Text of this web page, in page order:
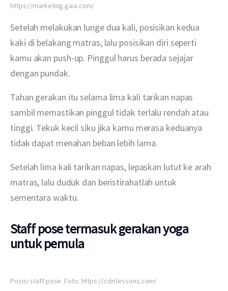
https://marketing.gaia.com/
Setelah melakukan lunge dua kali, posisikan kedua
kaki di belakang matras, lalu posisikan diri seperti
kamu akan push-up. Pinggul harus berada sejajar
dengan pundak.
Tahan gerakan itu selama lima kali tarikan napas
sambil memastikan pinggul tidak terlalu rendah atau
tinggi. Tekuk kecil siku jika kamu merasa keduanya
tidak dapat menahan beban lebih lama.
Setelah lima kali tarikan napas, lepaskan lutut ke arah
matras, lalu duduk dan beristirahatlah untuk
sementara waktu.
Staff pose termasuk gerakan yoga
untuk pemula
Posisi staff pose. Foto: https://cdn.lessons.com/